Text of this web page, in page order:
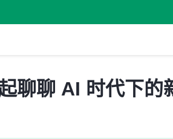
聊聊 AI 时代下的